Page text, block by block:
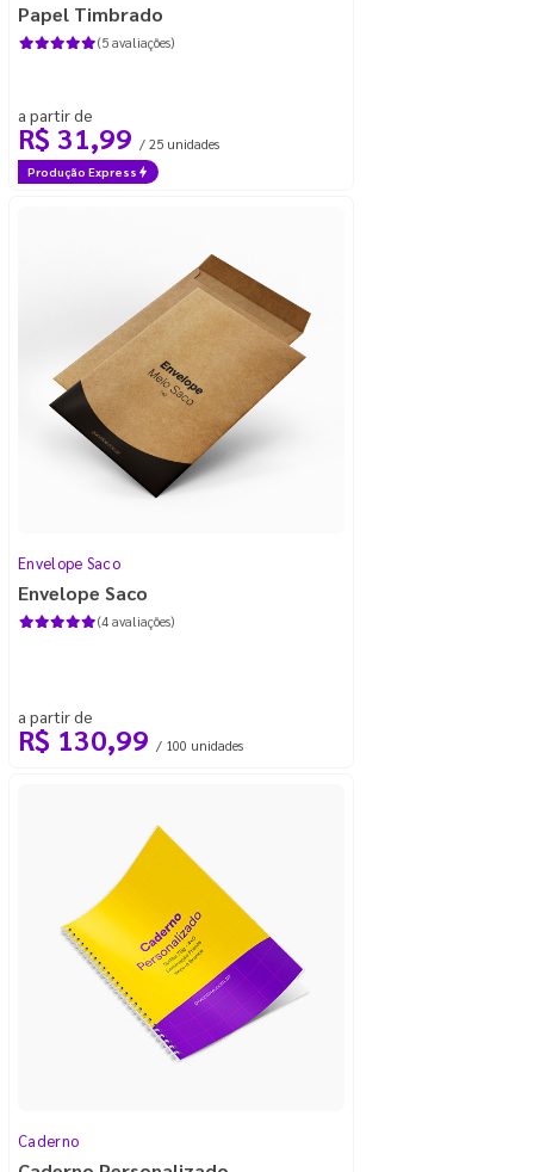
Papel Timbrado
(5 avaliações)
a partir de
R$ 31,99 / 25 unidades
Produção Express
Envelope Saco
Envelope Saco
(4 avaliações)
a partir de
R$ 130,99 / 100 unidades
Caderno